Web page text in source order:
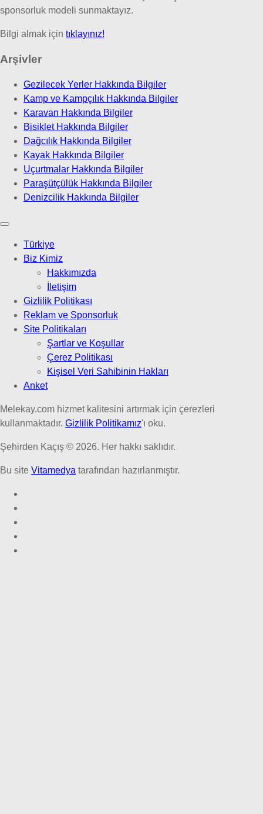
sponsorluk modeli sunmaktayız.
Bilgi almak için tıklayınız!
Arşivler
Gezilecek Yerler Hakkında Bilgiler
Kamp ve Kampçılık Hakkında Bilgiler
Karavan Hakkında Bilgiler
Bisiklet Hakkında Bilgiler
Dağcılık Hakkında Bilgiler
Kayak Hakkında Bilgiler
Uçurtmalar Hakkında Bilgiler
Paraşütçülük Hakkında Bilgiler
Denizcilik Hakkında Bilgiler
Türkiye
Biz Kimiz
Hakkımızda
İletişim
Gizlilik Politikası
Reklam ve Sponsorluk
Site Politikaları
Şartlar ve Koşullar
Çerez Politikası
Kişisel Veri Sahibinin Hakları
Anket
Melekay.com hizmet kalitesini artırmak için çerezleri
kullanmaktadır. Gizlilik Politikamız'ı oku.
Şehirden Kaçış © 2026. Her hakkı saklıdır.
Bu site Vitamedya tarafından hazırlanmıştır.